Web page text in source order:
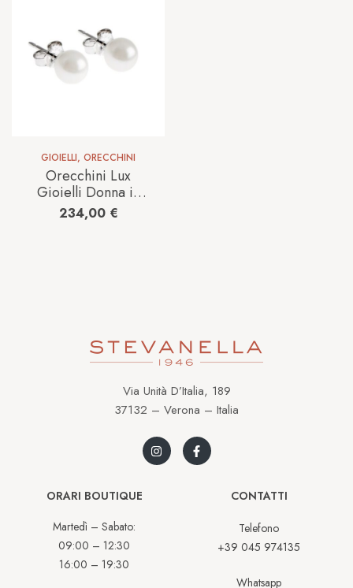
GIOIELLI, ORECCHINI
Orecchini Lux
Gioielli Donna in
Oro bianco Perla
ORLKPBF;BI
234,00 €
Via Unità D’Italia, 189
37132 – Verona – Italia
ORARI BOUTIQUE
Martedì – Sabato:
09:00 – 12:30
16:00 – 19:30
CONTATTI
Telefono
+39 045 974135
Whatsapp